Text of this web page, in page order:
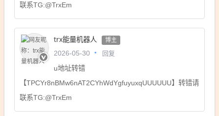
联系TG:@TrxEm
trx能量机器人 博主
2026-05-30 回复
u地址转错
【TPCYr8nBMw6nAT2CYhWdYgfuyuxqUUUUUU】转错请
联系TG:@TrxEm